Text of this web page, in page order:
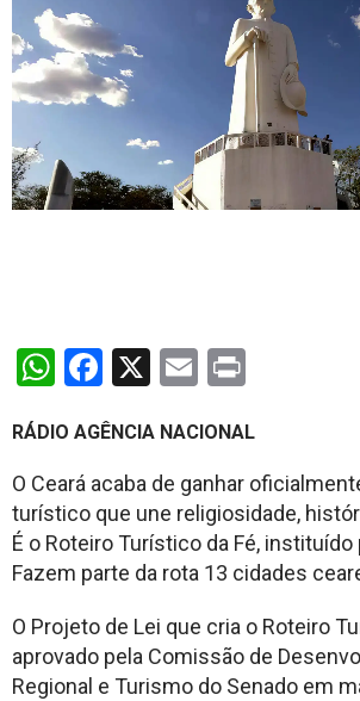
WhatsApp
Facebook
X Email
RÁDIO AGÊNCIA NACIONAL
O Ceará acaba de ganhar
turístico que une religiosidade,
É o Roteiro Turístico da Fé,
Fazem parte da rota 13 cidades
O Projeto de Lei que cria o Roteiro
aprovado pela Comissão de
Regional e Turismo do Senado em